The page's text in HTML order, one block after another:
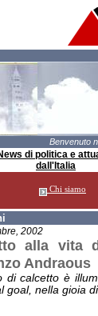
Benvenuto
di politica e
dall'Italia
Chi siamo
2002
alla vita
Andraous
di calcetto è
goal, nella gioia